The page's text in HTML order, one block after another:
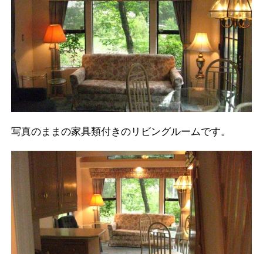
写真のままの家具類付きのリビングルームです。